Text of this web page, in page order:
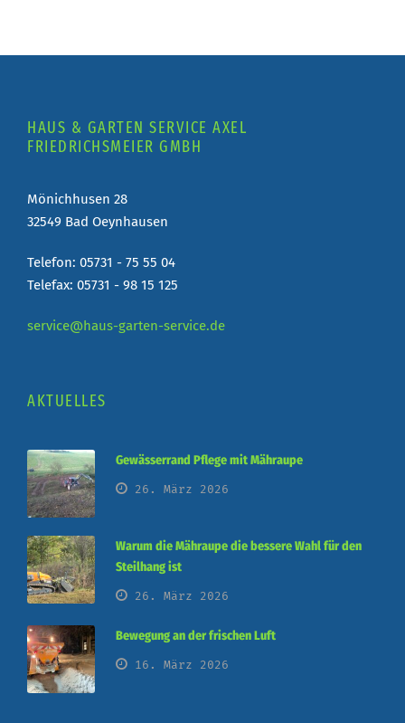
HAUS & GARTEN SERVICE AXEL
FRIEDRICHSMEIER GMBH
Mönichhusen 28
32549 Bad Oeynhausen
Telefon: 05731 - 75 55 04
Telefax: 05731 - 98 15 125
service@haus-garten-service.de
AKTUELLES
Gewässerrand Pflege mit Mähraupe
26. März 2026
Warum die Mähraupe die bessere Wahl für den
Steilhang ist
26. März 2026
Bewegung an der frischen Luft
16. März 2026